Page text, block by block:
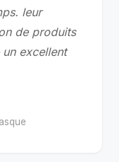
leur
de produits
excellent